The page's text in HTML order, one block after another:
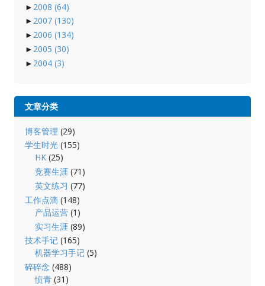
► 2008 (64)
► 2007 (130)
► 2006 (134)
► 2005 (30)
► 2004 (3)
文章分类
博客管理 (29)
学生时光(155)
HK (25)
竞赛生涯 (71)
英文练习 (77)
工作点滴(148)
产品运营 (1)
实习生涯 (89)
技术手记(165)
机器学习手记 (5)
碎碎念 (488)
愤青 (31)